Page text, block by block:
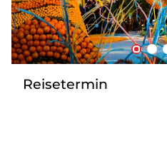
Reisetermin